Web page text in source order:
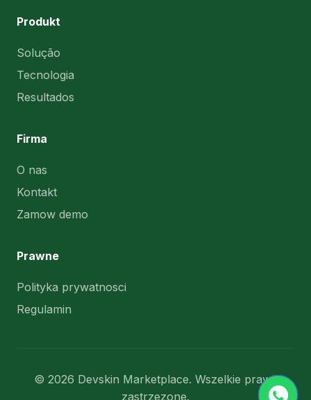
Produkt
Solução
Tecnologia
Resultados
Firma
O nas
Kontakt
Zamow demo
Prawne
Polityka prywatnosci
Regulamin
© 2026 Devskin Marketplace. Wszelkie prawa
zastrzezone.